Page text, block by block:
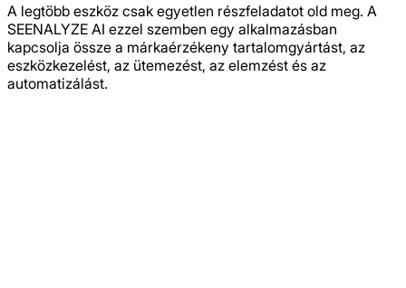
A legtöbb eszköz csak egyetlen részfeladatot old meg. A
SEENALYZE AI ezzel szemben egy alkalmazásban
kapcsolja össze a márkaérzékeny tartalomgyártást, az
eszközkezelést, az ütemezést, az elemzést és az
automatizálást.